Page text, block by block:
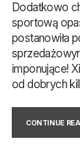
Dodatkowo
sportową
postanowiła
imponujące!
od dobrych
CONTINUE